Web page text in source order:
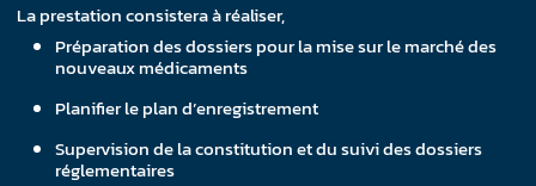
La prestation consistera à réaliser,
Préparation des dossiers pour la mise sur le marché des
nouveaux médicaments
Planifier le plan d’enregistrement
Supervision de la constitution et du suivi des dossiers
réglementaires